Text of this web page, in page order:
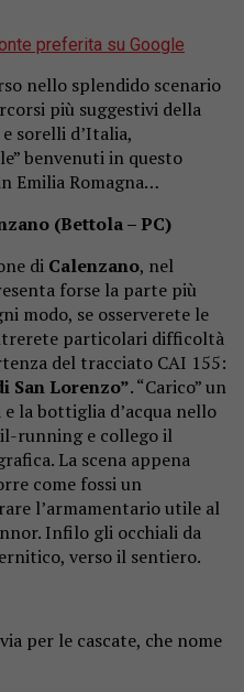
preferita su Google
nello splendido scenario
più suggestivi della
sorelli d’Italia,
benvenuti in questo
Emilia Romagna…
(Bettola – PC)
di Calenzano, nel
forse la parte più
modo, se osserverete le
particolari difficoltà
del tracciato CAI 155:
San Lorenzo”. “Carico” un
la bottiglia d’acqua nello
running e collego il
La scena appena
come fossi un
l’armamentario utile al
Infilo gli occhiali da
verso il sentiero.
per le cascate, che nome